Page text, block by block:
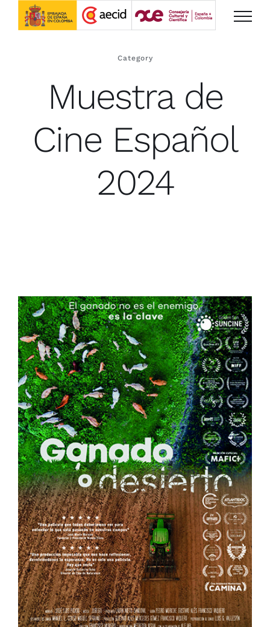
Saltar
Category
Muestra de
Cine Español
2024
Ganado o Desierto
España Muestra de Cine Español 2024